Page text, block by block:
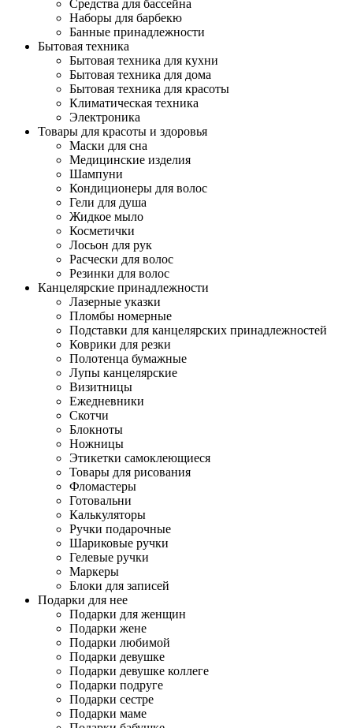
Средства для бассейна
Наборы для барбекю
Банные принадлежности
Бытовая техника
Бытовая техника для кухни
Бытовая техника для дома
Бытовая техника для красоты
Климатическая техника
Электроника
Товары для красоты и здоровья
Маски для сна
Медицинские изделия
Шампуни
Кондиционеры для волос
Гели для душа
Жидкое мыло
Косметички
Лосьон для рук
Расчески для волос
Резинки для волос
Канцелярские принадлежности
Лазерные указки
Пломбы номерные
Подставки для канцелярских принадлежностей
Коврики для резки
Полотенца бумажные
Лупы канцелярские
Визитницы
Ежедневники
Скотчи
Блокноты
Ножницы
Этикетки самоклеющиеся
Товары для рисования
Фломастеры
Готовальни
Калькуляторы
Ручки подарочные
Шариковые ручки
Гелевые ручки
Маркеры
Блоки для записей
Подарки для нее
Подарки для женщин
Подарки жене
Подарки любимой
Подарки девушке
Подарки девушке коллеге
Подарки подруге
Подарки сестре
Подарки маме